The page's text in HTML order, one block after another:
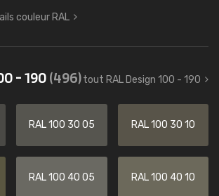
couleur RAL
- 190(496)tout RAL Design 100 - 190
RAL 100 30 05 RAL 100 30 10
RAL 100 40 05 RAL 100 40 10